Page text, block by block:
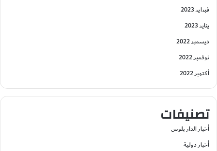
فبراير 2023
يناير 2023
ديسمبر 2022
نوفمبر 2022
أكتوبر 2022
تصنيفات
أخبار الدار بلوس
أخبار دولية